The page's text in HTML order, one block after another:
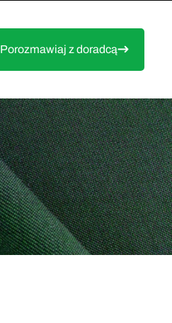
Porozmawiaj z doradcą